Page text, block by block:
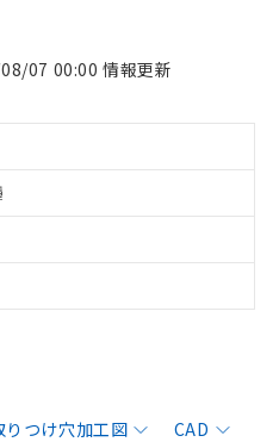
07 00:00 情報更新
りつけ穴加工図
CAD